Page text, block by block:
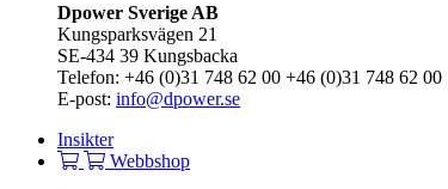
Dpower Sverige AB
Kungsparksvägen 21
SE-434 39 Kungsbacka
Telefon: +46 (0)31 748 62 00 +46 (0)31 748 62 00
E-post: info@dpower.se
Insikter
Webbshop